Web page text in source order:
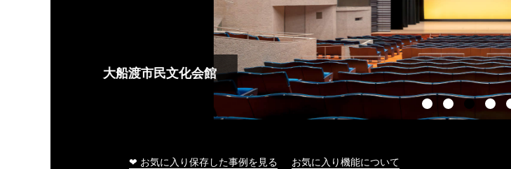
大船渡市民文化会館
❤ お気に入り保存した事例を見る お気に入り機能について